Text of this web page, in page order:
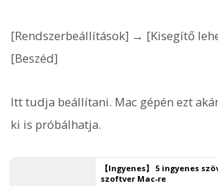
[Rendszerbeállítások] → [Kisegítő
[Beszéd]
Itt tudja beállítani. Mac gépén ezt
ki is próbálhatja.
【Ingyenes】 5 ingyenes
szoftver Mac-re